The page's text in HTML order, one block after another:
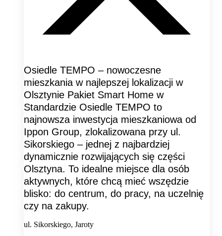
Osiedle TEMPO – nowoczesne
mieszkania w najlepszej lokalizacji w
Olsztynie Pakiet Smart Home w
Standardzie Osiedle TEMPO to
najnowsza inwestycja mieszkaniowa od
Ippon Group, zlokalizowana przy ul.
Sikorskiego – jednej z najbardziej
dynamicznie rozwijających się części
Olsztyna. To idealne miejsce dla osób
aktywnych, które chcą mieć wszędzie
blisko: do centrum, do pracy, na uczelnię
czy na zakupy.
ul. Sikorskiego, Jaroty